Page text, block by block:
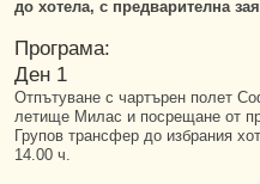
до хотела, с предварителна
Програма:
Ден 1
Отпътуване с чартърен полет
летище Милас и посрещане от
Групов трансфер до избрания
14.00 ч.